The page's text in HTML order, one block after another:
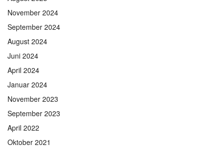
November 2024
September 2024
August 2024
Juni 2024
April 2024
Januar 2024
November 2023
September 2023
April 2022
Oktober 2021